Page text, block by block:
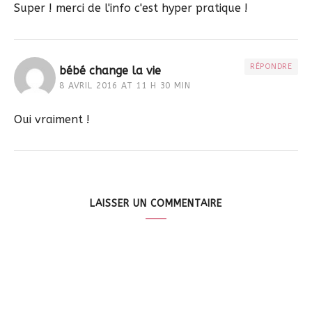
Super ! merci de l'info c'est hyper pratique !
bébé change la vie
8 AVRIL 2016 AT 11 H 30 MIN
RÉPONDRE
Oui vraiment !
LAISSER UN COMMENTAIRE